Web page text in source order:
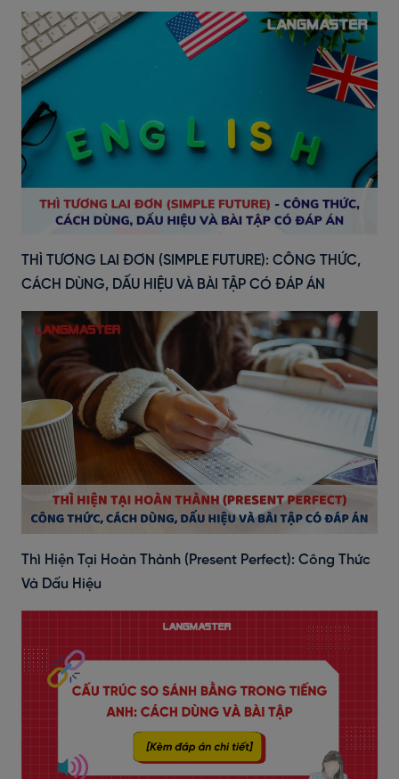
THÌ TƯƠNG LAI ĐƠN (SIMPLE FUTURE): CÔNG THỨC,
CÁCH DÙNG, DẤU HIỆU VÀ BÀI TẬP CÓ ĐÁP ÁN
Thì Hiện Tại Hoàn Thành (Present Perfect): Công Thức
Và Dấu Hiệu